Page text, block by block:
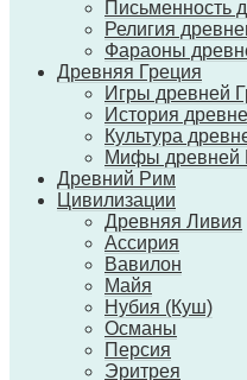
Письменность
Религия
Фараоны
Древняя Греция
Игры древней
История
Культура
Мифы древней
Древний Рим
Цивилизации
Древняя Ливия
Ассирия
Вавилон
Майя
Нубия (Куш)
Османы
Персия
Эритрея